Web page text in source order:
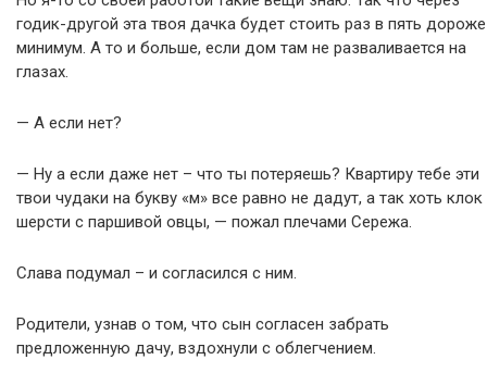
годик-другой эта твоя дачка будет стоить раз в пять дороже
минимум. А то и больше, если дом там не разваливается на
глазах.
— А если нет?
— Ну а если даже нет – что ты потеряешь? Квартиру тебе эти
твои чудаки на букву «м» все равно не дадут, а так хоть клок
шерсти с паршивой овцы, — пожал плечами Сережа.
Слава подумал – и согласился с ним.
Родители, узнав о том, что сын согласен забрать
предложенную дачу, вздохнули с облегчением.